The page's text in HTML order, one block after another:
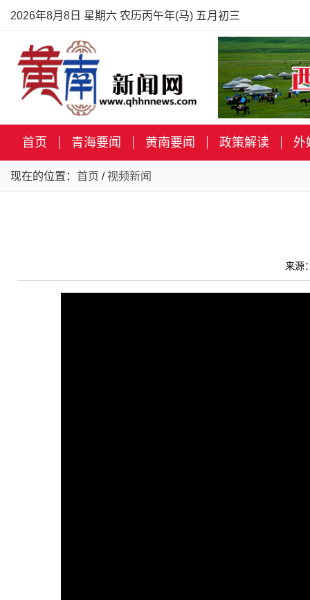
2026年8月8日 星期六 农历丙午年(马) 五月初三
首页 青海要闻 黄南要闻 政策解读 外
现在的位置： 首页 / 视频新闻
来源